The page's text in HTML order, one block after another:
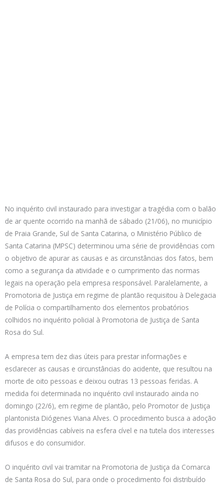
No inquérito civil instaurado para investigar a tragédia com o balão
de ar quente ocorrido na manhã de sábado (21/06), no município
de Praia Grande, Sul de Santa Catarina, o Ministério Público de
Santa Catarina (MPSC) determinou uma série de providências com
o objetivo de apurar as causas e as circunstâncias dos fatos, bem
como a segurança da atividade e o cumprimento das normas
legais na operação pela empresa responsável. Paralelamente, a
Promotoria de Justiça em regime de plantão requisitou à Delegacia
de Polícia o compartilhamento dos elementos probatórios
colhidos no inquérito policial à Promotoria de Justiça de Santa
Rosa do Sul.
A empresa tem dez dias úteis para prestar informações e
esclarecer as causas e circunstâncias do acidente, que resultou na
morte de oito pessoas e deixou outras 13 pessoas feridas. A
medida foi determinada no inquérito civil instaurado ainda no
domingo (22/6), em regime de plantão, pelo Promotor de Justiça
plantonista Diógenes Viana Alves. O procedimento busca a adoção
das providências cabíveis na esfera cível e na tutela dos interesses
difusos e do consumidor.
O inquérito civil vai tramitar na Promotoria de Justiça da Comarca
de Santa Rosa do Sul, para onde o procedimento foi distribuído